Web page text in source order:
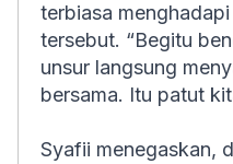
terbiasa
tersebut. “Begitu
unsur langsung
bersama. Itu patut
Syafii menegaskan,